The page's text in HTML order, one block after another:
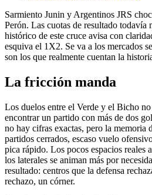
Sarmiento Junin y Argentinos JRS
Perón. Las cuotas de resultado todavía
histórico de este cruce avisa con
esquiva el 1X2. Se va a los mercados
son los que realmente cuentan la
La fricción manda
Los duelos entre el Verde y el Bicho no
encontrar un partido con más de dos
no hay cifras exactas, pero la memoria
partidos cerrados, escaso vuelo
pica rápido. Los pocos espacios reales
los laterales se animan más por
resultado: centros que la defensa
rechazo, un córner.